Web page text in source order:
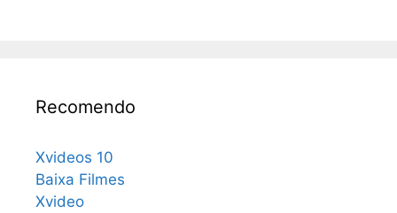
Recomendo
Xvideos 10
Baixa Filmes
Xvideo